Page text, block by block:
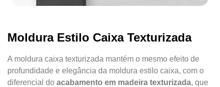
Moldura Estilo Caixa Texturizada
A moldura caixa texturizada mantém o mesmo efeito de
profundidade e elegância da moldura estilo caixa, com o
diferencial do acabamento em madeira texturizada, que